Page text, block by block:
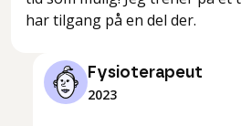
har tilgang på en del der.
Fysioterapeut
2023